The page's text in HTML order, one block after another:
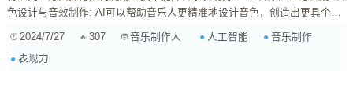
色设计与音效制作: AI可以帮助音乐人更精准地设计音色，创造出更具个性
同乐器的音色特征，并根据需求生成新的音色。 混音与母带处理: AI可...
2024/7/27 307 音乐制作人 人工智能
音乐制作
表现力